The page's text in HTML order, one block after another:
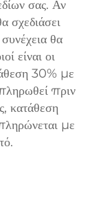
σας. Αν
σχεδιάσει
θα
είναι οι
30% με
πριν
κατάθεση
με